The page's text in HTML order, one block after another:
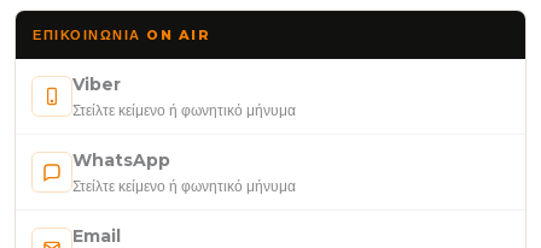
ΕΠΙΚΟΙΝΩΝΊΑ ON AIR
Viber
Στείλτε κείμενο ή φωνητικό μήνυμα
WhatsApp
Στείλτε κείμενο ή φωνητικό μήνυμα
Email